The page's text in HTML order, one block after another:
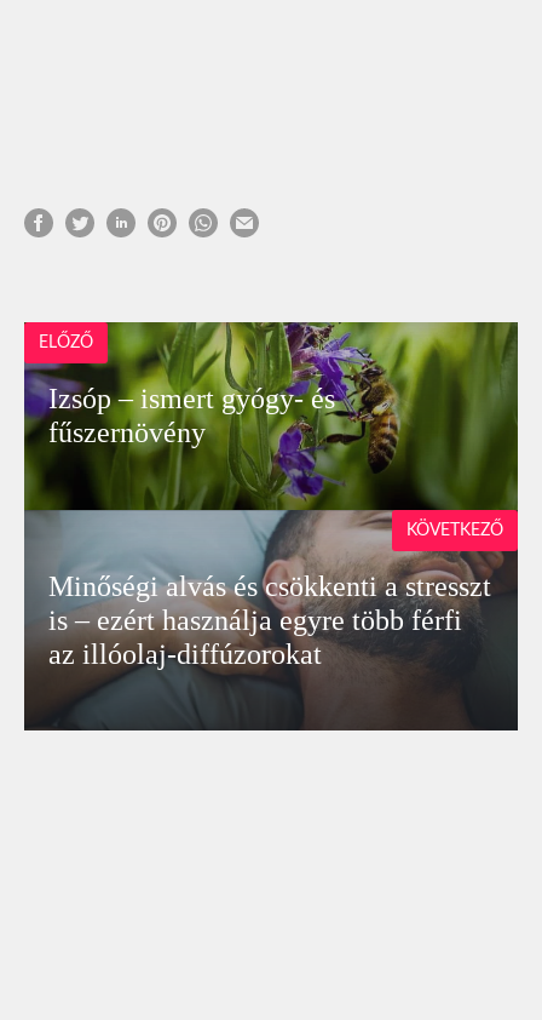
ELŐZŐ
Izsóp – ismert gyógy- és
fűszernövény
Minőségi alvás és csökkenti a stresszt
is – ezért használja egyre több férfi
az illóolaj-diffúzorokat
KÖVETKEZŐ